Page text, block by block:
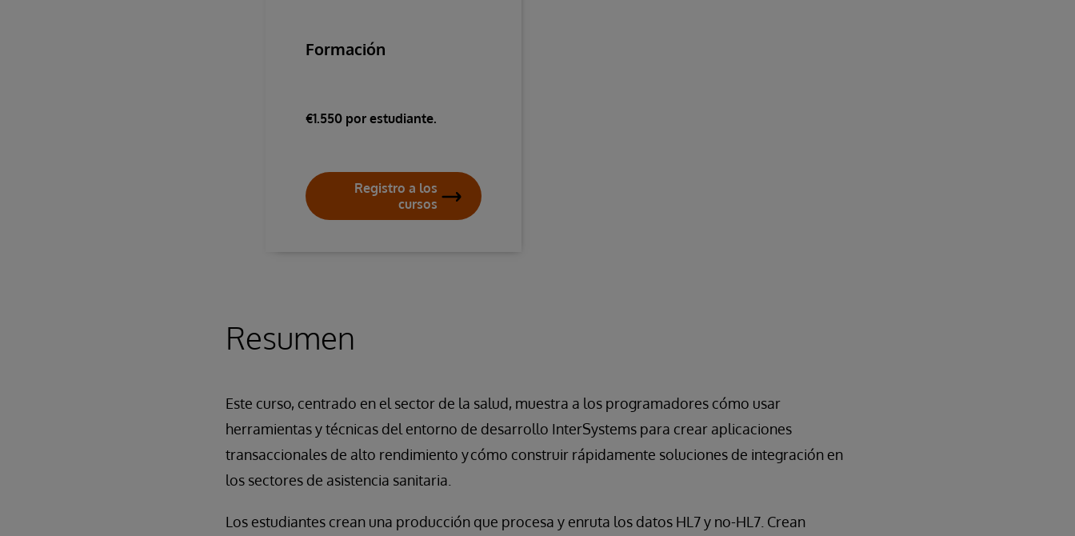
Formación
€1.550 por estudiante.
Registro a los
cursos
Resumen
Este curso, centrado en el sector de la salud, muestra a los programadores cómo usar
herramientas y técnicas del entorno de desarrollo InterSystems para crear aplicaciones
transaccionales de alto rendimiento y cómo construir rápidamente soluciones de integración en
los sectores de asistencia sanitaria.
Los estudiantes crean una producción que procesa y enruta los datos HL7 y no-HL7. Crean